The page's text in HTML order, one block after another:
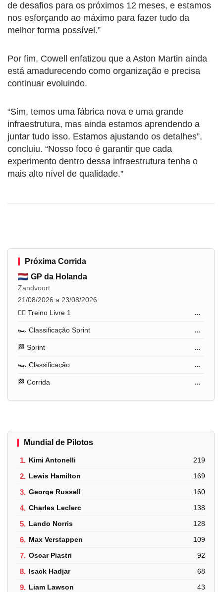
de desafios para os próximos 12 meses, e estamos
nos esforçando ao máximo para fazer tudo da
melhor forma possível.”
Por fim, Cowell enfatizou que a Aston Martin ainda
está amadurecendo como organização e precisa
continuar evoluindo.
“Sim, temos uma fábrica nova e uma grande
infraestrutura, mas ainda estamos aprendendo a
juntar tudo isso. Estamos ajustando os detalhes”,
concluiu. “Nosso foco é garantir que cada
experimento dentro dessa infraestrutura tenha o
mais alto nível de qualidade.”
Próxima Corrida
GP da Holanda
Zandvoort
21/08/2026 a 23/08/2026
🏋️‍♂️ Treino Livre 1
...
🏎️ Classificação Sprint ...
🏁 Sprint ...
🏎️ Classificação ...
🏁 Corrida ...
Mundial de Pilotos
1. Kimi Antonelli 219
2. Lewis Hamilton 169
3. George Russell 160
4. Charles Leclerc 138
5. Lando Norris 128
6. Max Verstappen 109
7. Oscar Piastri 92
8. Isack Hadjar 68
9. Liam Lawson 43